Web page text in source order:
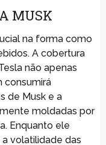
MUSK
na forma como
A cobertura
não apenas
consumirá
de Musk e a
moldadas por
Enquanto ele
volatilidade das